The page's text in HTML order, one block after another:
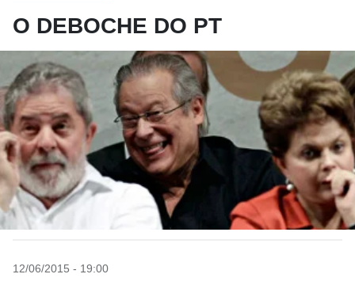
O DEBOCHE DO PT
12/06/2015 - 19:00